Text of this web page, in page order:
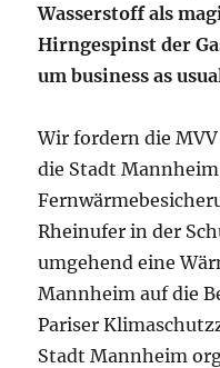
Wasserstoff als
Hirngespinst der
um business as
Wir fordern die
die Stadt
Rheinufer in der
umgehend eine
Mannheim auf die
Pariser
Stadt Mannheim